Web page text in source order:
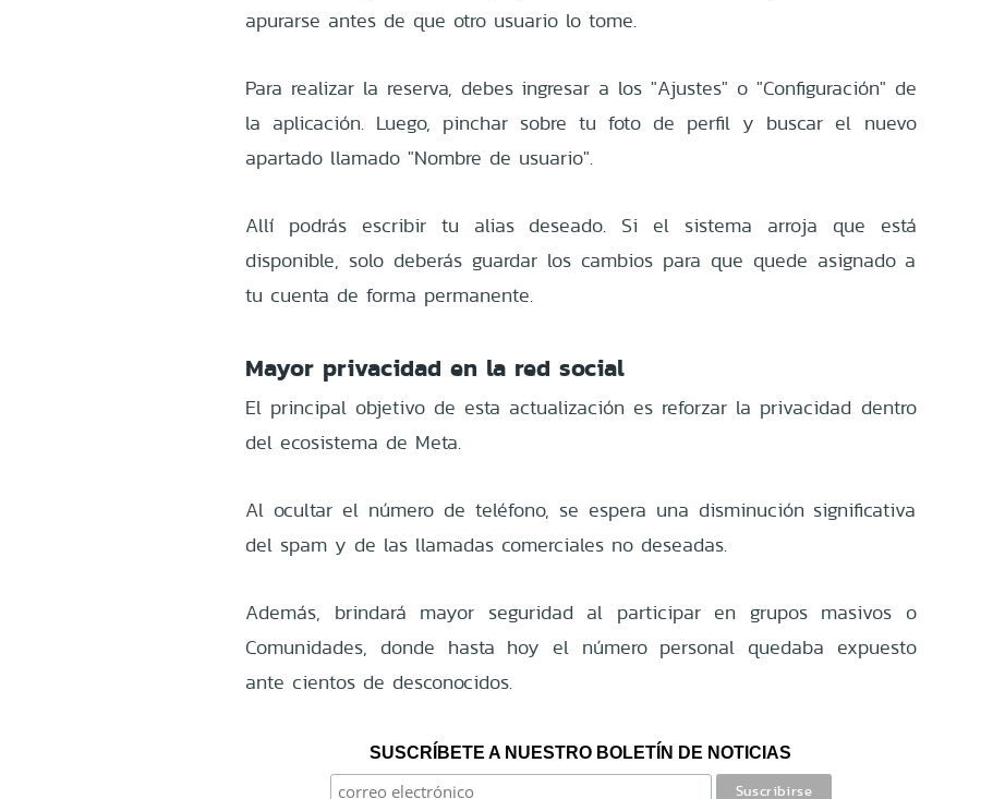
apurarse antes de que otro usuario lo tome.
Para realizar la reserva, debes ingresar a los "Ajustes" o "Configuración" de
la aplicación. Luego, pinchar sobre tu foto de perfil y buscar el nuevo
apartado llamado "Nombre de usuario".
Allí podrás escribir tu alias deseado. Si el sistema arroja que está
disponible, solo deberás guardar los cambios para que quede asignado a
tu cuenta de forma permanente.
Mayor privacidad en la red social
El principal objetivo de esta actualización es reforzar la privacidad dentro
del ecosistema de Meta.
Al ocultar el número de teléfono, se espera una disminución significativa
del spam y de las llamadas comerciales no deseadas.
Además, brindará mayor seguridad al participar en grupos masivos o
Comunidades, donde hasta hoy el número personal quedaba expuesto
ante cientos de desconocidos.
SUSCRÍBETE A NUESTRO BOLETÍN DE NOTICIAS